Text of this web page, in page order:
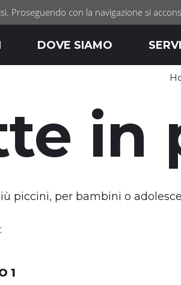
DOVE SIAMO
in
piccini, per bambini o
1
Proseguendo con la navigazione si